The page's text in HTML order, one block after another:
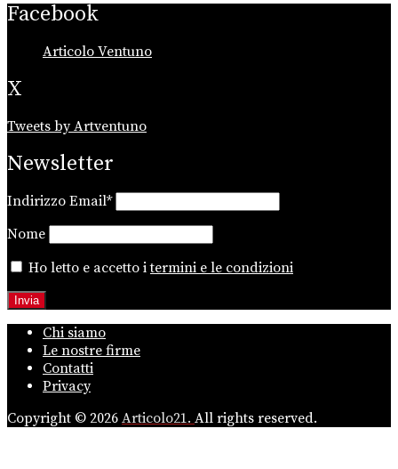
Facebook
Articolo Ventuno
X
Tweets by Artventuno
Newsletter
Indirizzo Email*
Nome
Ho letto e accetto itermini e le condizioni
Chi siamo
Le nostre firme
Contatti
Privacy
Copyright © 2026 Articolo21. All rights reserved.